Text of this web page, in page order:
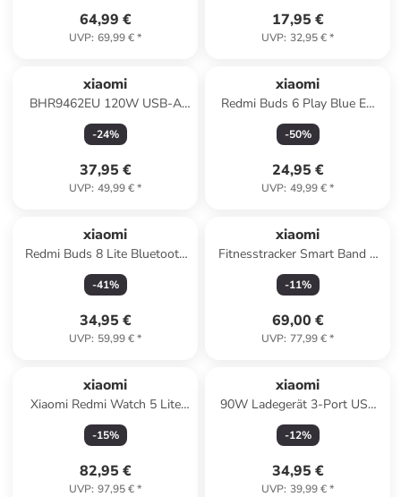
64,99 €
UVP: 69,99 €*
17,95 €
UVP: 32,95 €*
xiaomi
BHR9462EU 120W USB-A
Ladegerät + USB-C Kabel
-24%
37,95 €
UVP: 49,99 €*
xiaomi
Redmi Buds 6 Play Blue EU
BHR9283GL
-50%
24,95 €
UVP: 49,99 €*
xiaomi
Redmi Buds 8 Lite Bluetooth
In-Ear
-41%
34,95 €
UVP: 59,99 €*
xiaomi
Fitnesstracker Smart Band 9
Pro in silber
-11%
69,00 €
UVP: 77,99 €*
xiaomi
Xiaomi Redmi Watch 5 Lite
Black | Smartwatch | 5 cm
(1,98 Zoll) in Schwarz
-15%
82,95 €
UVP: 97,95 €*
xiaomi
90W Ladegerät 3-Port USB
A+C+C
-12%
34,95 €
UVP: 39,99 €*